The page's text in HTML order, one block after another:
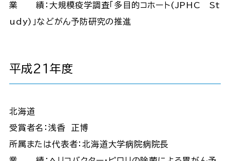
業 績：大規模疫学調査「多目的コホート(JPHC St
udy)」などがん予防研究の推進
平成21年度
北海道
受賞者名：浅香 正博
所属または代表者：北海道大学病院病院長